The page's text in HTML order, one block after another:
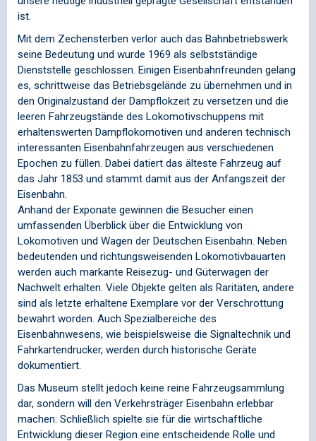
ist.
Mit dem Zechensterben verlor auch das Bahnbetriebswerk
seine Bedeutung und wurde 1969 als selbstständige
Dienststelle geschlossen. Einigen Eisenbahnfreunden gelang
es, schrittweise das Betriebsgelände zu übernehmen und in
den Originalzustand der Dampflokzeit zu versetzen und die
leeren Fahrzeugstände des Lokomotivschuppens mit
erhaltenswerten Dampflokomotiven und anderen technisch
interessanten Eisenbahnfahrzeugen aus verschiedenen
Epochen zu füllen. Dabei datiert das älteste Fahrzeug auf
das Jahr 1853 und stammt damit aus der Anfangszeit der
Eisenbahn.
Anhand der Exponate gewinnen die Besucher einen
umfassenden Überblick über die Entwicklung von
Lokomotiven und Wagen der Deutschen Eisenbahn. Neben
bedeutenden und richtungsweisenden Lokomotivbauarten
werden auch markante Reisezug- und Güterwagen der
Nachwelt erhalten. Viele Objekte gelten als Raritäten, andere
sind als letzte erhaltene Exemplare vor der Verschrottung
bewahrt worden. Auch Spezialbereiche des
Eisenbahnwesens, wie beispielsweise die Signaltechnik und
Fahrkartendrucker, werden durch historische Geräte
dokumentiert.
Das Museum stellt jedoch keine reine Fahrzeugsammlung
dar, sondern will den Verkehrsträger Eisenbahn erlebbar
machen: Schließlich spielte sie für die wirtschaftliche
Entwicklung dieser Region eine entscheidende Rolle und